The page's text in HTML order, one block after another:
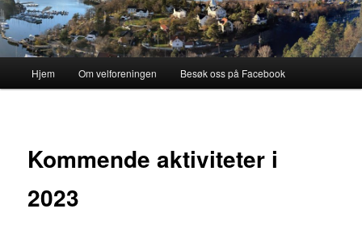
Hjem Om velforeningen Besøk oss på Facebook
Kommende aktiviteter i
2023